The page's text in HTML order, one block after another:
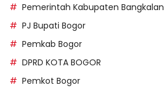
Pemerintah Kabupaten Bangkalan
PJ Bupati Bogor
Pemkab Bogor
DPRD KOTA BOGOR
Pemkot Bogor